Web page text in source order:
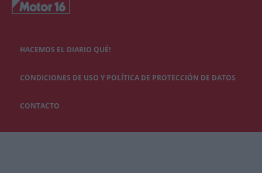
HACEMOS EL DIARIO QUÉ!
CONDICIONES DE USO Y POLÍTICA DE PROTECCIÓN DE DATOS
CONTACTO